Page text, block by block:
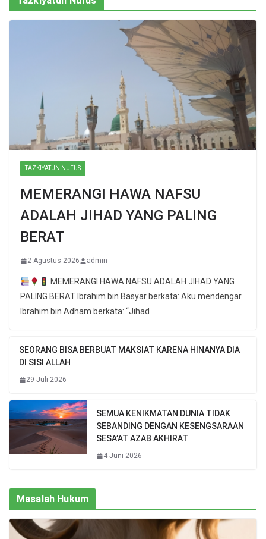
TAZKIYATUN NUFUS
MEMERANGI HAWA NAFSU
ADALAH JIHAD YANG PALING
BERAT
2 Agustus 2026 admin
MEMERANGI HAWA NAFSU ADALAH JIHAD YANG
PALING BERAT Ibrahim bin Basyar berkata: Aku mendengar
Ibrahim bin Adham berkata: “Jihad
SEORANG BISA BERBUAT MAKSIAT KARENA HINANYA DIA
DI SISI ALLAH
29 Juli 2026
SEMUA KENIKMATAN DUNIA TIDAK
SEBANDING DENGAN KESENGSARAAN
SESA’AT AZAB AKHIRAT
4 Juni 2026
Masalah Hukum